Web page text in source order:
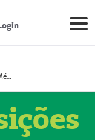
Prestador Centro Médico Vitória Ltda, 51004350-4: Centro Médico Vitória Ltda (Nome Fantasia: Policlínica Master)